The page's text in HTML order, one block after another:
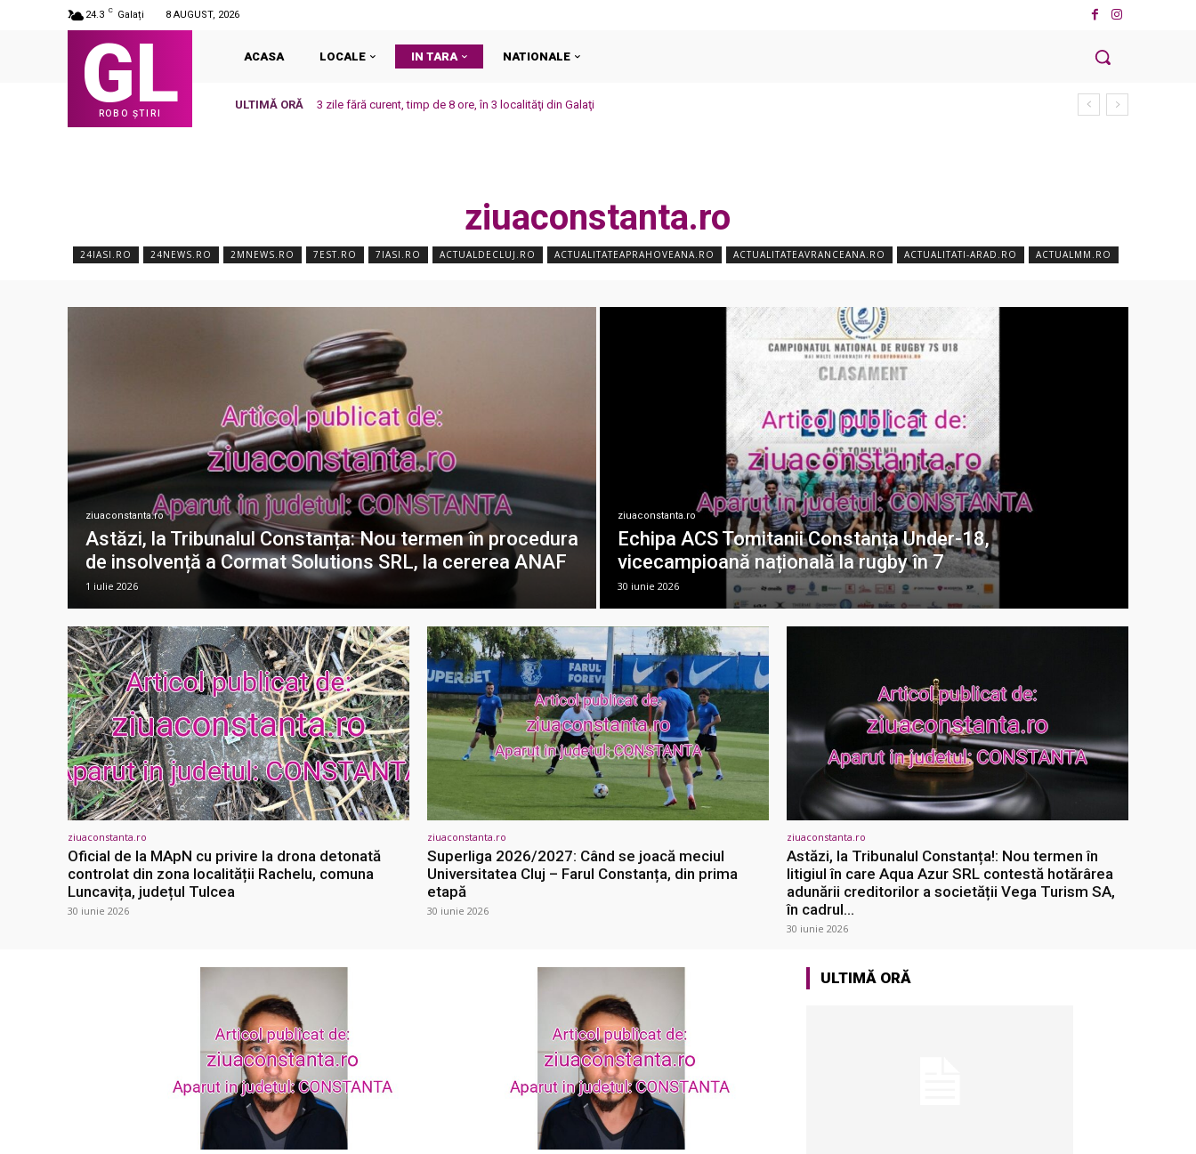
24.3 C Galați 8 AUGUST, 2026
GL
ROBO ȘTIRI
ACASA LOCALE IN TARA NATIONALE
ULTIMĂ ORĂ 3 zile fără curent, timp de 8 ore, în 3 localităţi din Galaţi
ziuaconstanta.ro
24IASI.RO 24NEWS.RO 2MNEWS.RO 7EST.RO 7IASI.RO ACTUALDECLUJ.RO ACTUALITATEAPRAHOVEANA.RO ACTUALITATEAVRANCEANA.RO ACTUALITATI-ARAD.RO ACTUALMM.RO
ziuaconstanta.ro
Astăzi, la Tribunalul Constanța: Nou termen în procedura
de insolvență a Cormat Solutions SRL, la cererea ANAF
1 iulie 2026
ziuaconstanta.ro
Echipa ACS Tomitanii Constanța Under-18,
vicecampioană națională la rugby în 7
30 iunie 2026
ziuaconstanta.ro
Oficial de la MApN cu privire la drona detonată
controlat din zona localității Rachelu, comuna
Luncavița, județul Tulcea
30 iunie 2026
ziuaconstanta.ro
Superliga 2026/2027: Când se joacă meciul
Universitatea Cluj – Farul Constanța, din prima
etapă
30 iunie 2026
ziuaconstanta.ro
Astăzi, la Tribunalul Constanța!: Nou termen în
litigiul în care Aqua Azur SRL contestă hotărârea
adunării creditorilor a societății Vega Turism SA,
în cadrul...
30 iunie 2026
ULTIMĂ ORĂ